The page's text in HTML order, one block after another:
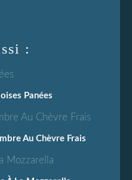
:
Panées
Au Chèvre Frais